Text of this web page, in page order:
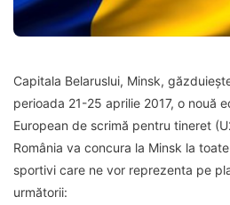
Capitala Belaruslui, Minsk,
perioada 21-25 aprilie 2017, o nouă
European de scrimă pentru tineret
România va concura la Minsk la
sportivi care ne vor reprezenta pe
următorii: